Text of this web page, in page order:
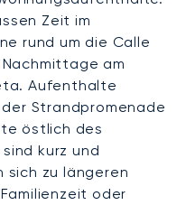
Zeit im
rund um die Calle
am
Aufenthalte
Strandpromenade
östlich des
kurz und
zu längeren
oder